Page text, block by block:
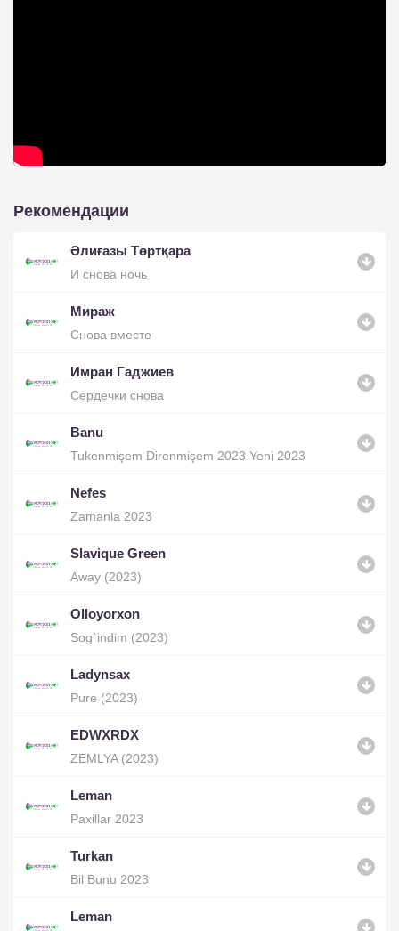
Рекомендации
Әлиғазы Төртқара
И снова ночь
Мираж
Снова вместе
Имран Гаджиев
Сердечки снова
Banu
Tukenmişem Direnmişem 2023 Yeni 2023
Nefes
Zamanla 2023
Slavique Green
Away (2023)
Olloyorxon
Sog`indim (2023)
Ladynsax
Pure (2023)
EDWXRDX
ZEMLYA (2023)
Leman
Paxillar 2023
Turkan
Bil Bunu 2023
Leman